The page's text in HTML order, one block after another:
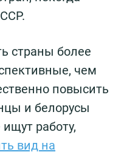
страны более
чем
повысить
и белорусы
работу,
вид на